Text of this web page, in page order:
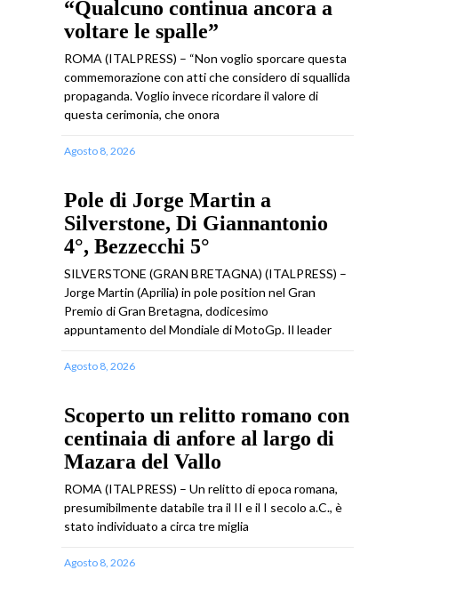
“Qualcuno continua ancora a
voltare le spalle”
ROMA (ITALPRESS) – “Non voglio sporcare questa
commemorazione con atti che considero di squallida
propaganda. Voglio invece ricordare il valore di
questa cerimonia, che onora
Agosto 8, 2026
Pole di Jorge Martin a
Silverstone, Di Giannantonio
4°, Bezzecchi 5°
SILVERSTONE (GRAN BRETAGNA) (ITALPRESS) –
Jorge Martin (Aprilia) in pole position nel Gran
Premio di Gran Bretagna, dodicesimo
appuntamento del Mondiale di MotoGp. Il leader
Agosto 8, 2026
Scoperto un relitto romano con
centinaia di anfore al largo di
Mazara del Vallo
ROMA (ITALPRESS) – Un relitto di epoca romana,
presumibilmente databile tra il II e il I secolo a.C., è
stato individuato a circa tre miglia
Agosto 8, 2026